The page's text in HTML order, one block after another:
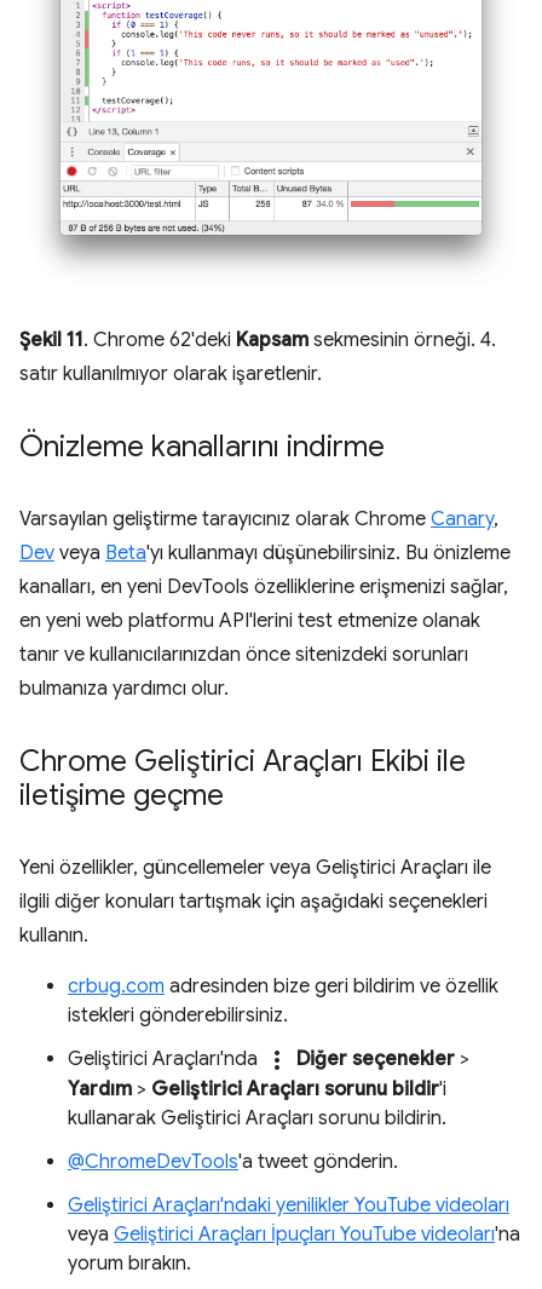
Şekil 11. Chrome 62'deki Kapsam sekmesinin örneği. 4.
satır kullanılmıyor olarak işaretlenir.
Önizleme kanallarını indirme
Varsayılan geliştirme tarayıcınız olarak Chrome Canary,
Dev veya Beta'yı kullanmayı düşünebilirsiniz. Bu önizleme
kanalları, en yeni DevTools özelliklerine erişmenizi sağlar,
en yeni web platformu API'lerini test etmenize olanak
tanır ve kullanıcılarınızdan önce sitenizdeki sorunları
bulmanıza yardımcı olur.
Chrome Geliştirici Araçları Ekibi ile
iletişime geçme
Yeni özellikler, güncellemeler veya Geliştirici Araçları ile
ilgili diğer konuları tartışmak için aşağıdaki seçenekleri
kullanın.
crbug.com adresinden bize geri bildirim ve özellik
istekleri gönderebilirsiniz.
Geliştirici Araçları'nda
more_vert Diğer seçenekler >
Yardım > Geliştirici Araçları sorunu bildir'i
kullanarak Geliştirici Araçları sorunu bildirin.
@ChromeDevTools'a tweet gönderin.
Geliştirici Araçları'ndaki yenilikler YouTube videoları
veya Geliştirici Araçları İpuçları YouTube videoları'na
yorum bırakın.